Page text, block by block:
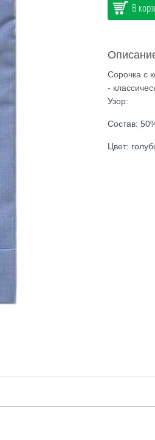
В
Сорочка с
-
Узор:
Состав:
Цвет: